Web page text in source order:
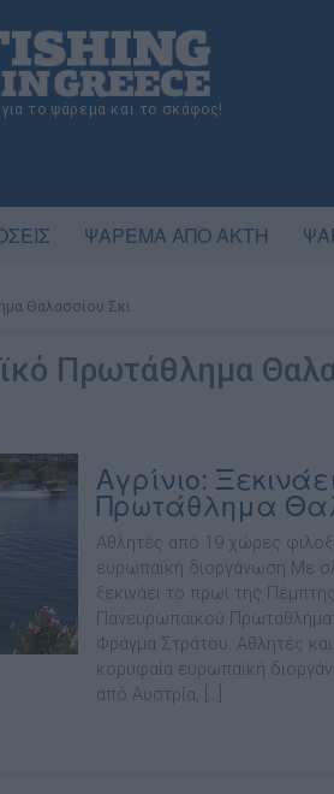
το ψάρεμα και το σκάφος!
ΨΑΡΕΜΑ ΑΠΟ ΑΚΤΗ
Θαλασσίου Σκι
Πρωτάθλημα
Αγρίνιο:
Πρωτάθλημα
Αθλητές από 19 χώρες
ευρωπαϊκή διοργάνωση Με
ξεκινάει το πρωί της
Πανευρωπαϊκού
Φράγμα Στράτου. Αθλητές
κορυφαία ευρωπαϊκή
από Αυστρία, […]